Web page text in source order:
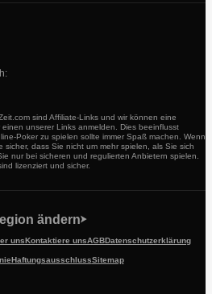
sind Affiliate-Links und wir können eine
unserer Links anmelden. Dies beeinflusst
Poker zu spielen sollte immer Spaß machen. Wenn
dass Sie nicht um mehr spielen, als Sie sich
nur bei sicheren und regulierten Anbietern spielen.
lizenziert und sicher.
unsKontaktiere unsAGBDatenschutzerklärung
HaftungsausschlussSitemap
ändern